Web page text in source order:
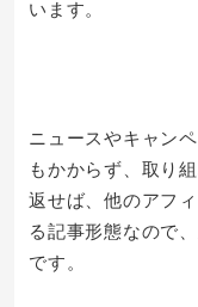
います。
ニュースやキャン
もかからず、取り
返せば、他のアフ
る記事形態なので
です。